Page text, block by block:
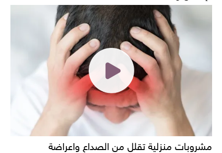
مشروبات منزلية تقلل من الصداع واعراضة